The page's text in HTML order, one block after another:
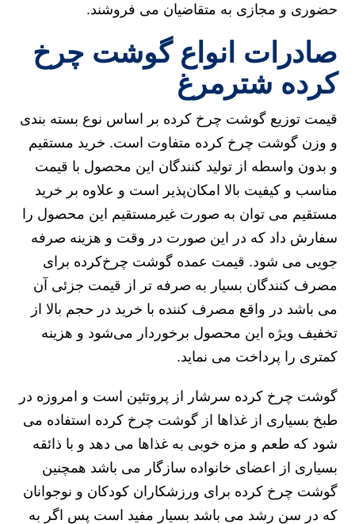
حضوری و مجازی به متقاضیان می فروشند.
صادرات انواع گوشت چرخ
کرده شترمرغ
قیمت توزیع گوشت چرخ کرده بر اساس نوع بسته بندی
و وزن گوشت چرخ کرده متفاوت است. خرید مستقیم
و بدون واسطه از تولید کنندگان این محصول با قیمت
مناسب و کیفیت بالا امکان‌پذیر است و علاوه بر خرید
مستقیم می توان به صورت غیرمستقیم این محصول را
سفارش داد که در این صورت در وقت و هزینه صرفه
جویی می شود. قیمت عمده گوشت چرخ‌کرده برای
مصرف کنندگان بسیار به صرفه تر از قیمت جزئی آن
می باشد در واقع مصرف کننده با خرید در حجم بالا از
تخفیف ویژه این محصول برخوردار می‌شود و هزینه
کمتری را پرداخت می نماید.
گوشت چرخ کرده سرشار از پروتئین است و امروزه در
طبخ بسیاری از غذاها از گوشت چرخ کرده استفاده می
شود که طعم و مزه خوبی به غذاها می دهد و با ذائقه
بسیاری از اعضای خانواده سازگار می باشد همچنین
گوشت چرخ کرده برای ورزشکاران کودکان و نوجوانان
که در سن رشد می باشد بسیار مفید است پس اگر به